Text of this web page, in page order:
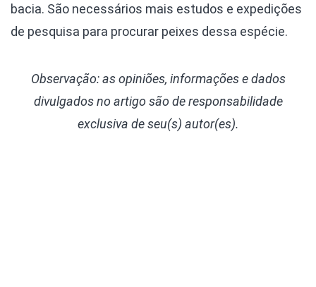
bacia. São necessários mais estudos e expedições
de pesquisa para procurar peixes dessa espécie.
Observação: as opiniões, informações e dados
divulgados no artigo são de responsabilidade
exclusiva de seu(s) autor(es).